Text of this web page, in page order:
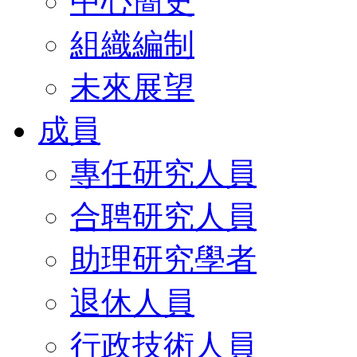
組織編制
未來展望
成員
專任研究人員
合聘研究人員
助理研究學者
退休人員
行政技術人員